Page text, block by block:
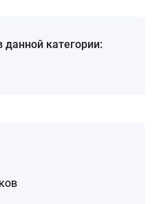
данной категории: